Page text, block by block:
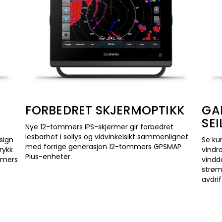
FORBEDRET SKJERMOPTIKK
Nye 12-tommers IPS-skjermer gir forbedret
lesbarhet i sollys og vidvinkelsikt sammenlignet
med forrige generasjon 12-tommers GPSMAP
Plus-enheter.
Se